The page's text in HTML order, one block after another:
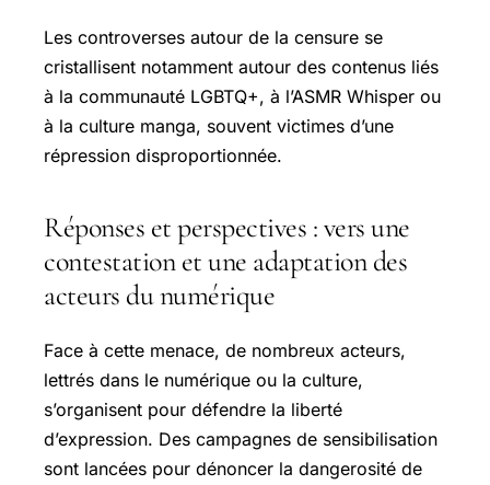
Les controverses autour de la censure se
cristallisent notamment autour des contenus liés
à la communauté LGBTQ+, à l’ASMR Whisper ou
à la culture manga, souvent victimes d’une
répression disproportionnée.
Réponses et perspectives : vers une
contestation et une adaptation des
acteurs du numérique
Face à cette menace, de nombreux acteurs,
lettrés dans le numérique ou la culture,
s’organisent pour défendre la liberté
d’expression. Des campagnes de sensibilisation
sont lancées pour dénoncer la dangerosité de